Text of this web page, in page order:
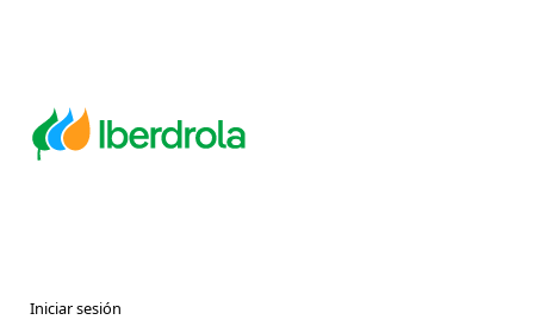
Iniciar sesión